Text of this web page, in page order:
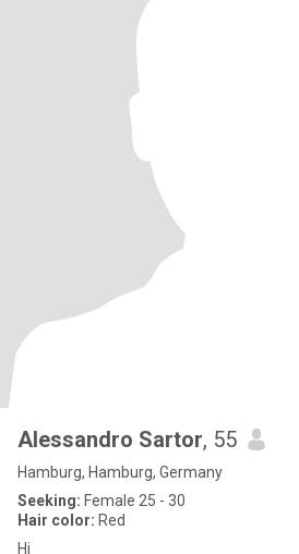
Alessandro Sartor, 55
Hamburg, Hamburg, Germany
Seeking: Female 25 - 30
Hair color: Red
Hi